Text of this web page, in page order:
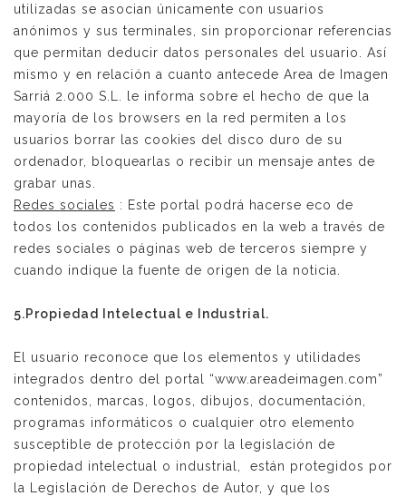
utilizadas se asocian únicamente con usuarios
anónimos y sus terminales, sin proporcionar referencias
que permitan deducir datos personales del usuario. Así
mismo y en relación a cuanto antecede Area de Imagen
Sarriá 2.000 S.L. le informa sobre el hecho de que la
mayoría de los browsers en la red permiten a los
usuarios borrar las cookies del disco duro de su
ordenador, bloquearlas o recibir un mensaje antes de
grabar unas.
Redes sociales : Este portal podrá hacerse eco de
todos los contenidos publicados en la web a través de
redes sociales o páginas web de terceros siempre y
cuando indique la fuente de origen de la noticia.
5.Propiedad Intelectual e Industrial.
El usuario reconoce que los elementos y utilidades
integrados dentro del portal “www.areadeimagen.com”
contenidos, marcas, logos, dibujos, documentación,
programas informáticos o cualquier otro elemento
susceptible de protección por la legislación de
propiedad intelectual o industrial, están protegidos por
la Legislación de Derechos de Autor, y que los